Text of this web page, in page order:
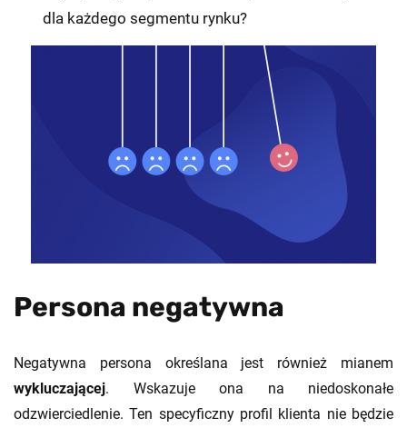
dla każdego segmentu rynku?
Persona negatywna
Negatywna persona określana jest również mianem
wykluczającej. Wskazuje ona na niedoskonałe
odzwierciedlenie. Ten specyficzny profil klienta nie będzie